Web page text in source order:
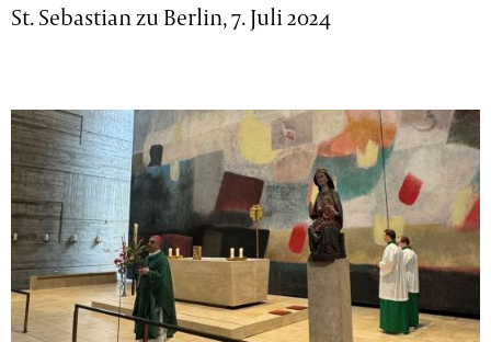
St. Sebastian zu Berlin, 7. Juli 2024